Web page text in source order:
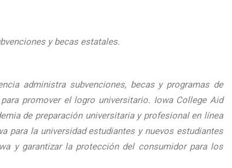
y becas estatales.
administra subvenciones, becas y programas de
promover el logro universitario. Iowa College Aid
de preparación universitaria y profesional en línea
para la universidad estudiantes y nuevos estudiantes
y garantizar la protección del consumidor para los